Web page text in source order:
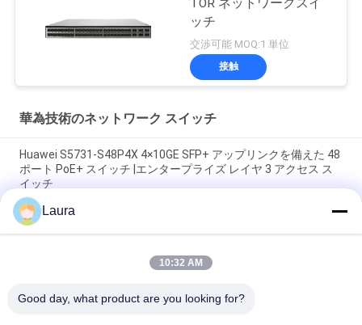
TOR ネットワークスイ
ッチ
交渉可能 MOQ:1 単位
接触
華為技術のネットワーク スイッチ
Huawei S5731-S48P4X 4×10GE SFP+ アップリンクを備えた 48
ポート PoE+ スイッチ |エンタープライズ レイヤ 3 アクセス ス
イッチ
Huawei S5731-H24P4XC PoE+ スイッチ | 4×10GE SFP+ アップ
リンクを備えた 24 ポート ギガビット イーサネット スイッチ
CE16808 Huawei クラウド エンジン 16800 シリーズ CE16804-
Laura
10:32 AM
Good day, what product are you looking for?